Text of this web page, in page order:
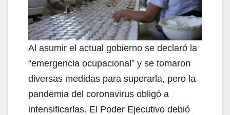
Al asumir el actual gobierno se declaró la
“emergencia ocupacional” y se tomaron
diversas medidas para superarla, pero la
pandemia del coronavirus obligó a
intensificarlas. El Poder Ejecutivo debió